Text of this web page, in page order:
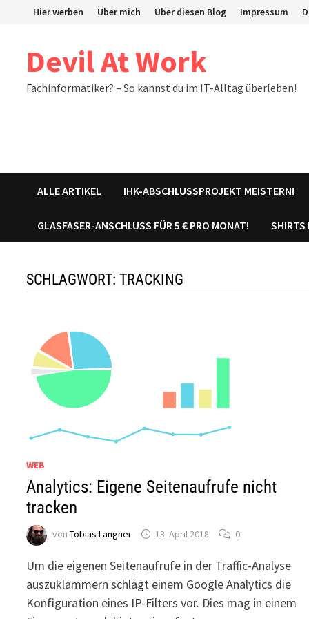
Hier werben Über mich Über diesen Blog Impressum
Devil At Work
Fachinformatiker? – So kannst du im IT-Alltag überleben!
ALLE ARTIKEL IHK-ABSCHLUSSPROJEKT MEISTERN!
GLASFASER-ANSCHLUSS FÜR 5 € PRO MONAT! SHIRTS
SCHLAGWORT:TRACKING
WEB
Analytics: Eigene Seitenaufrufe nicht
tracken
vonTobias Langner 13. April 2018 0
Um die eigenen Seitenaufrufe in der Traffic-Analyse
auszuklammern schlägt einem Google Analytics die
Konfiguration eines IP-Filters vor. Dies mag in einem